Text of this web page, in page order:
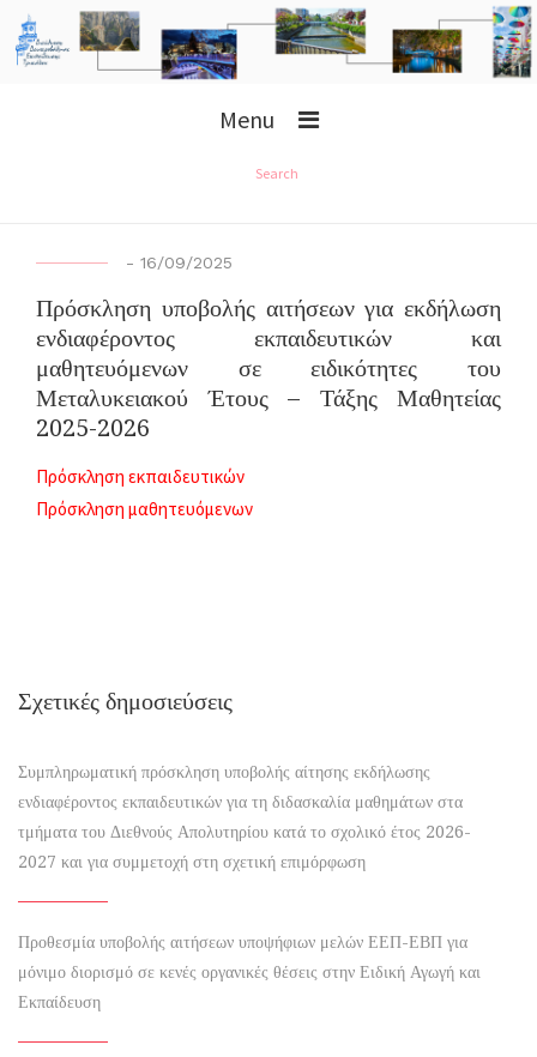
Menu
Search
- 16/09/2025
Πρόσκληση υποβολής αιτήσεων για εκδήλωση
ενδιαφέροντος εκπαιδευτικών και
μαθητευόμενων σε ειδικότητες του
Μεταλυκειακού Έτους – Τάξης Μαθητείας
2025-2026
Πρόσκληση εκπαιδευτικών
Πρόσκληση μαθητευόμενων
Σχετικές δημοσιεύσεις
Συμπληρωματική πρόσκληση υποβολής αίτησης εκδήλωσης
ενδιαφέροντος εκπαιδευτικών για τη διδασκαλία μαθημάτων στα
τμήματα του Διεθνούς Απολυτηρίου κατά το σχολικό έτος 2026-
2027 και για συμμετοχή στη σχετική επιμόρφωση
Προθεσμία υποβολής αιτήσεων υποψήφιων μελών ΕΕΠ-ΕΒΠ για
μόνιμο διορισμό σε κενές οργανικές θέσεις στην Ειδική Αγωγή και
Εκπαίδευση